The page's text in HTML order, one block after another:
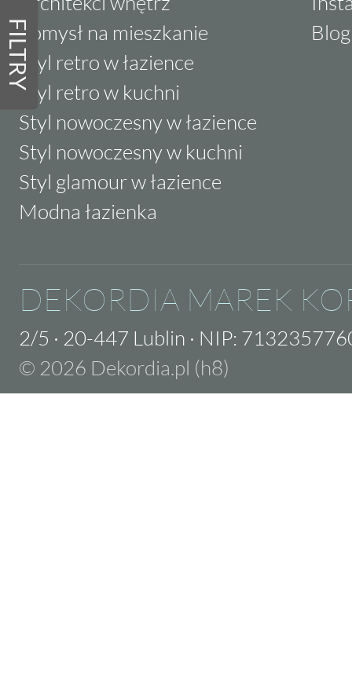
FILTRYPomysł na mieszkanie
Styl retro w łazience
Styl retro w kuchni
Styl nowoczesny w łazience
Styl nowoczesny w kuchni
Styl glamour w łazience
Modna łazienka
Blog
DEKORDIA MAREK
2/5 · 20-447 Lublin · NIP:
© 2026 Dekordia.pl (h8)